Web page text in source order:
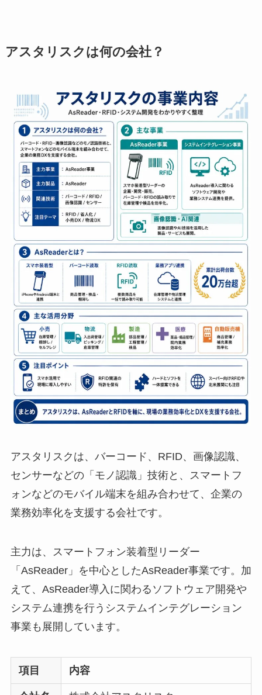
アスタリスクは何の会社？
アスタリスクは、バーコード、RFID、画像認識、
センサーなどの「モノ認識」技術と、スマートフ
ォンなどのモバイル端末を組み合わせて、企業の
業務効率化を支援する会社です。
主力は、スマートフォン装着型リーダー
「AsReader」を中心としたAsReader事業です。加
えて、AsReader導入に関わるソフトウェア開発や
システム連携を行うシステムインテグレーション
事業も展開しています。
項目 内容